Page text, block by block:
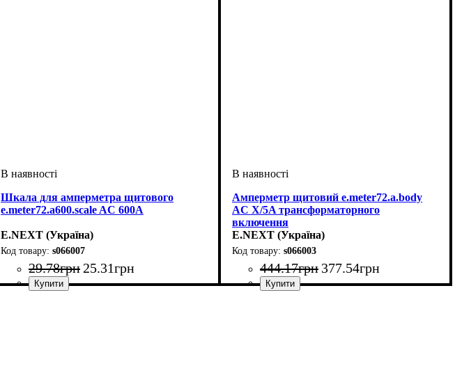
Шкала для амперметра щитового
e.meter72.a600.scale AC 600A
E.NEXT (Україна)
s066007
29.78грн 25.31грн
Амперметр щитовий e.meter72.a.body
AC X/5A трансформаторного
включення
E.NEXT (Україна)
s066003
444.17грн 377.54грн